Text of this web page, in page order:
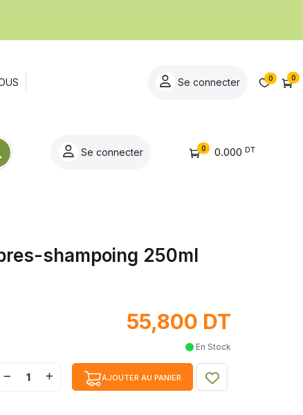
Se connecter 0 0
Se connecter 0 0.000 DT
shampoing 250ml
55,800 DT
En Stock
AJOUTER AU PANIER